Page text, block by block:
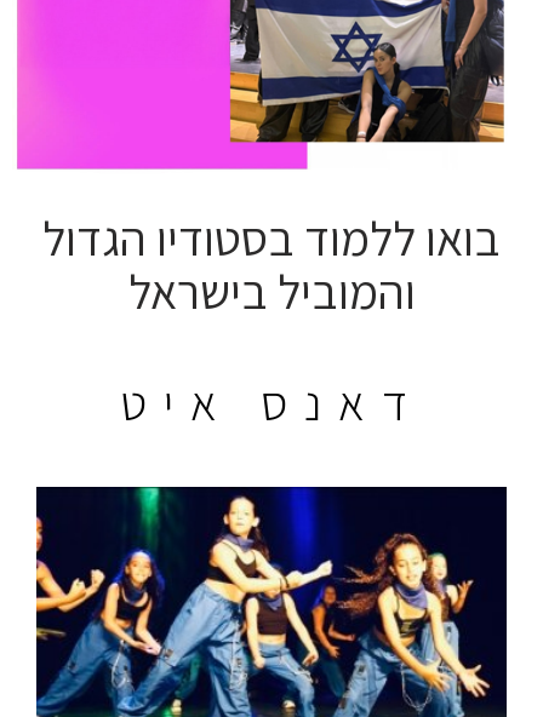
בואו ללמוד בסטודיו הגדול
והמוביל בישראל
דאנס איט